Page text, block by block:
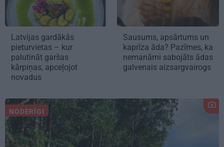
Latvijas gardākās
pieturvietas – kur
palutināt garšas
kārpiņas, apceļojot
novadus
Sausums, apsārtums un
kaprīza āda? Pazīmes, ka
nemanāmi sabojāts ādas
galvenais aizsargvairogs
NODERĪGI